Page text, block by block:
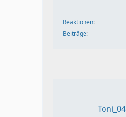
Reaktionen
Beiträge
Toni_04